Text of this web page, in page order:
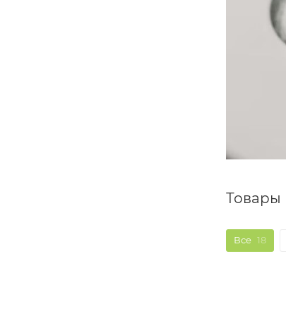
Товары
Все 18